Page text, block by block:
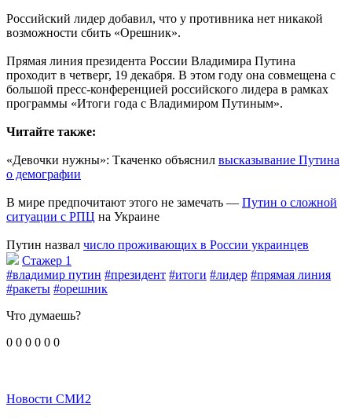
Российский лидер добавил, что у противника нет никакой
возможности сбить «Орешник».
Прямая линия президента России Владимира Путина
проходит в четверг, 19 декабря. В этом году она совмещена с
большой пресс-конференцией российского лидера в рамках
программы «Итоги года с Владимиром Путиным».
Читайте также:
«Девочки нужны»: Ткаченко объяснил высказывание Путина
о демографии
В мире предпочитают этого не замечать — Путин о сложной
ситуации с РПЦ на Украине
Путин назвал число проживающих в России украинцев
Стажер 1
#владимир путин #президент #итоги #лидер #прямая линия
#ракеты #орешник
Что думаешь?
0 0 0 0 0 0
Новости СМИ2